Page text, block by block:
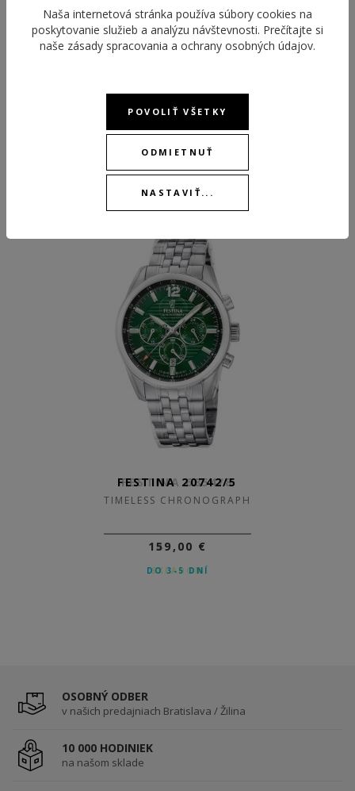
STOPKY Áno
FESTINA 20742/5
TIMELESS CHRONOGRAPH
159,00 €
DO 3-5 DNÍ
OSOBNÝ ODBER
v našich predajniach Bratislava / Žilina
10 000 HODINIEK
na našom sklade
Naša internetová stránka používa súbory cookies na
poskytovanie služieb a analýzu návštevnosti. Prečítajte si
naše zásady spracovania a ochrany osobných údajov.
POVOLIŤ VŠETKY
ODMIETNUŤ
NASTAVIŤ...